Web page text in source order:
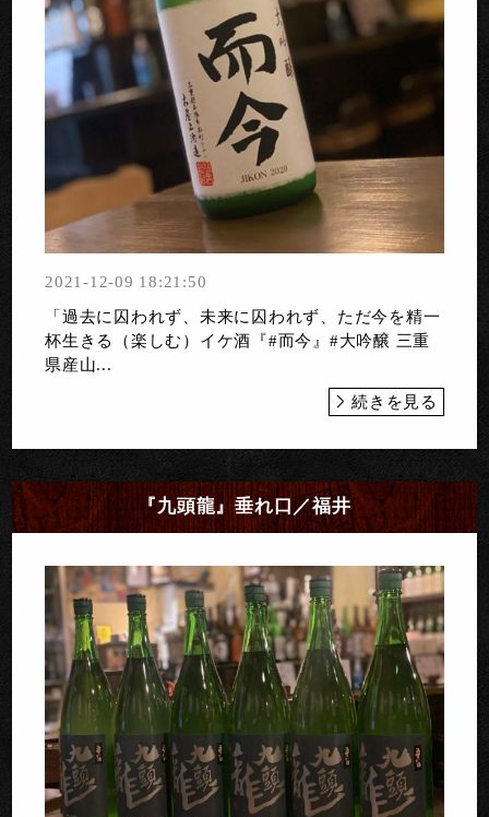
2021-12-09 18:21:50
「過去に囚われず、未来に囚われず、ただ今を精一
杯生きる（楽しむ）イケ酒『#而今』#大吟醸 三重
県産山...
続きを見る
『九頭龍』垂れ口／福井